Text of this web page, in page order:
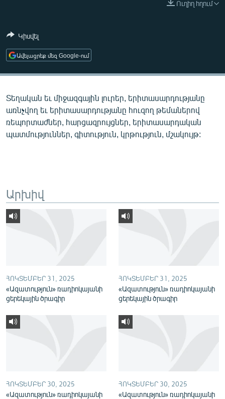
ՄԵԿՆԱԲԱՆՈՒԹՅՈՒՆ
ԿՈՐՈՆԱՎԻՐՈՒՍ
ԱՐԽԻՎ
ՏԵՍԱՆՅՈՒԹԵՐ
ՓՈԴՔԱՍԹ
Հայերեն
ՀԵՏԵՎԵՔ ՄԵԶ
Ուղիղ հղում
Կիսվել
Ավելացրեք մեզ Google-ում
Տեղական եւ միջազգային լուրեր, երիտասարդությանը
առնչվող եւ երիտասարդությանը հուզող թեմաներով
ռեպորտաժներ, հարցազրույցներ, երիտասարդական
պատմություններ, գիտություն, կրթություն, մշակույթ:
Արխիվ
ՀՈԿՏԵՄԲԵՐ 31, 2025
«Ազատություն» ռադիոկայանի
ցերեկային ծրագիր
ՀՈԿՏԵՄԲԵՐ 31, 2025
«Ազատություն» ռադիոկայանի
ցերեկային ծրագիր
ՀՈԿՏԵՄԲԵՐ 30, 2025
«Ազատություն» ռադիոկայանի
ՀՈԿՏԵՄԲԵՐ 30, 2025
«Ազատություն» ռադիոկայանի